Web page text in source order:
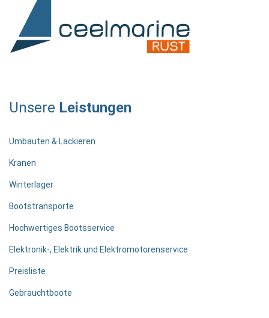
Unsere Leistungen
Umbauten & Lackieren
Kranen
Winterlager
Bootstransporte
Hochwertiges Bootsservice
Elektronik-, Elektrik und Elektromotorenservice
Preisliste
Gebrauchtboote